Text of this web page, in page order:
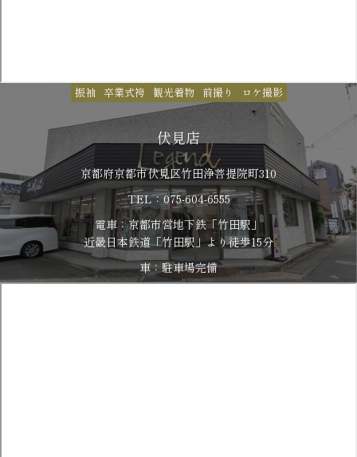
振袖 卒業式袴 観光着物 前撮り ロケ撮影
伏見店
京都府京都市伏見区竹田浄菩提院町310
TEL：075-604-6555
電車：京都市営地下鉄「竹田駅」
​​​​​​​近畿日本鉄道「竹田駅」より徒歩15分
車：駐車場完備